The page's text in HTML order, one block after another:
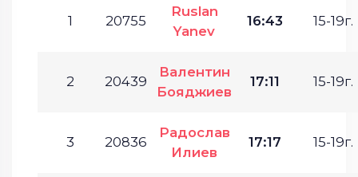
1 20755
Ruslan
Yanev
16:43 15-19г.
2 20439
Валентин
Бояджиев
17:11 15-19г.
3 20836
Радослав
Илиев
17:17 15-19г.